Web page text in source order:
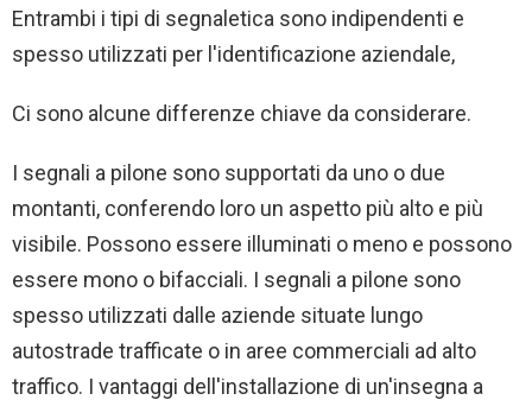
Entrambi i tipi di segnaletica sono indipendenti e
spesso utilizzati per l'identificazione aziendale,
Ci sono alcune differenze chiave da considerare.
I segnali a pilone sono supportati da uno o due
montanti, conferendo loro un aspetto più alto e più
visibile. Possono essere illuminati o meno e possono
essere mono o bifacciali. I segnali a pilone sono
spesso utilizzati dalle aziende situate lungo
autostrade trafficate o in aree commerciali ad alto
traffico. I vantaggi dell'installazione di un'insegna a